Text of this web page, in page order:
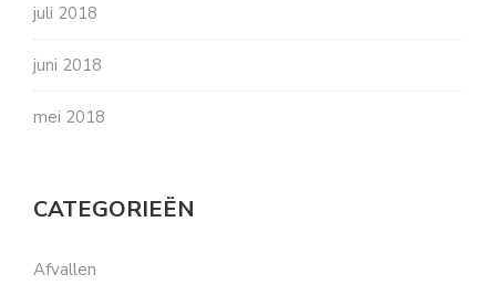
juli 2018
juni 2018
mei 2018
CATEGORIEËN
Afvallen